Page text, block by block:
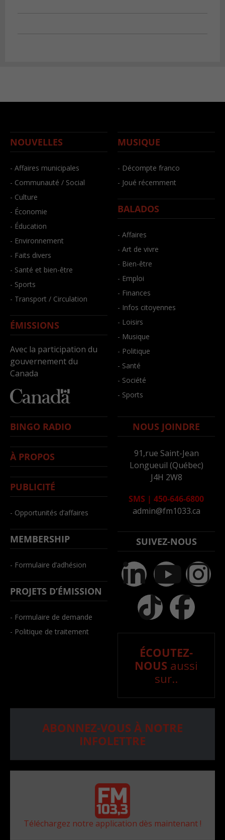
NOUVELLES
- Affaires municipales
- Communauté / Social
- Culture
- Économie
- Éducation
- Environnement
- Faits divers
- Santé et bien-être
- Sports
- Transport / Circulation
ÉMISSIONS
Avec la participation du
gouvernement du
Canada
MUSIQUE
- Décompte franco
- Joué récemment
BALADOS
- Affaires
- Art de vivre
- Bien-être
- Emploi
- Finances
- Infos citoyennes
- Loisirs
- Musique
- Politique
- Santé
- Société
- Sports
BINGO RADIO
À PROPOS
PUBLICITÉ
- Opportunités d’affaires
MEMBERSHIP
- Formulaire d’adhésion
PROJETS D’ÉMISSION
- Formulaire de demande
- Politique de traitement
NOUS JOINDRE
91,rue Saint-Jean
Longueuil (Québec)
J4H 2W8
SMS | 450-646-6800
admin@fm1033.ca
SUIVEZ-NOUS
ÉCOUTEZ-
NOUS aussi
sur..
ABONNEZ-VOUS À NOTRE
INFOLETTRE
Téléchargez notre application dès maintenant !